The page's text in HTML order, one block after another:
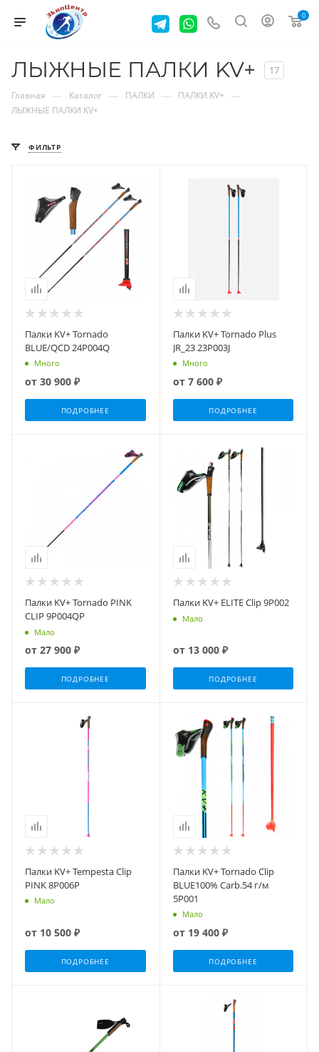
0
ЛЫЖНЫЕ ПАЛКИ KV+ 17
Главная — Каталог — ПАЛКИ — ПАЛКИ KV+ —
ЛЫЖНЫЕ ПАЛКИ KV+
ФИЛЬТР
Палки KV+ Tornado
BLUE/QCD 24P004Q
Много
от 30 900 ₽
ПОДРОБНЕЕ
Палки KV+ Tornado Plus
JR_23 23P003J
Много
от 7 600 ₽
ПОДРОБНЕЕ
Палки KV+ Tornado PINK
CLIP 9P004QP
Мало
от 27 900 ₽
ПОДРОБНЕЕ
Палки KV+ ELITE Clip 9P002
Мало
от 13 000 ₽
ПОДРОБНЕЕ
Палки KV+ Tempesta Clip
PINK 8P006P
Мало
от 10 500 ₽
ПОДРОБНЕЕ
Палки KV+ Tornado Clip
BLUE100% Carb.54 г/м
5P001
Мало
от 19 400 ₽
ПОДРОБНЕЕ